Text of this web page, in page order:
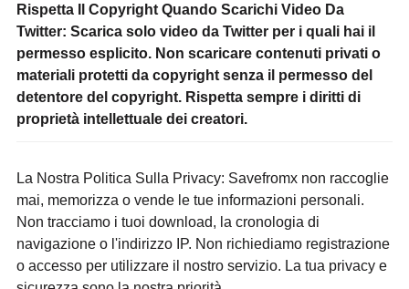
Rispetta Il Copyright Quando Scarichi Video Da
Twitter: Scarica solo video da Twitter per i quali hai il
permesso esplicito. Non scaricare contenuti privati o
materiali protetti da copyright senza il permesso del
detentore del copyright. Rispetta sempre i diritti di
proprietà intellettuale dei creatori.
La Nostra Politica Sulla Privacy: Savefromx non raccoglie
mai, memorizza o vende le tue informazioni personali.
Non tracciamo i tuoi download, la cronologia di
navigazione o l'indirizzo IP. Non richiediamo registrazione
o accesso per utilizzare il nostro servizio. La tua privacy e